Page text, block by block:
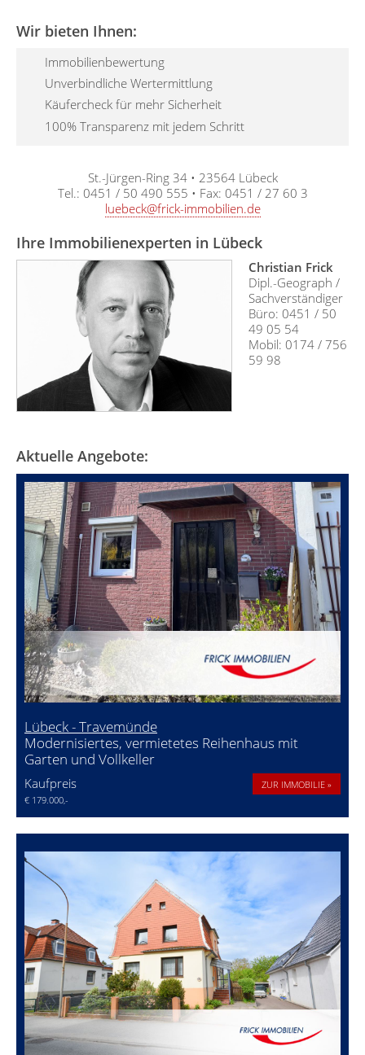
Wir bieten Ihnen:
Immobilienbewertung
Unverbindliche Wertermittlung
Käufercheck für mehr Sicherheit
100% Transparenz mit jedem Schritt
St.-Jürgen-Ring 34• 23564 Lübeck
Tel.: 0451 / 50 490 555 • Fax: 0451 / 27 60 3
luebeck@frick-immobilien.de
Ihre Immobilienexperten in Lübeck
Christian Frick
Dipl.-Geograph /
Sachverständiger
Büro: 0451 / 50
49 05 54
Mobil: 0174 / 756
59 98
Aktuelle Angebote:
Lübeck - Travemünde
Modernisiertes, vermietetes Reihenhaus mit
Garten und Vollkeller
Kaufpreis
€ 179.000,-
ZUR IMMOBILIE »